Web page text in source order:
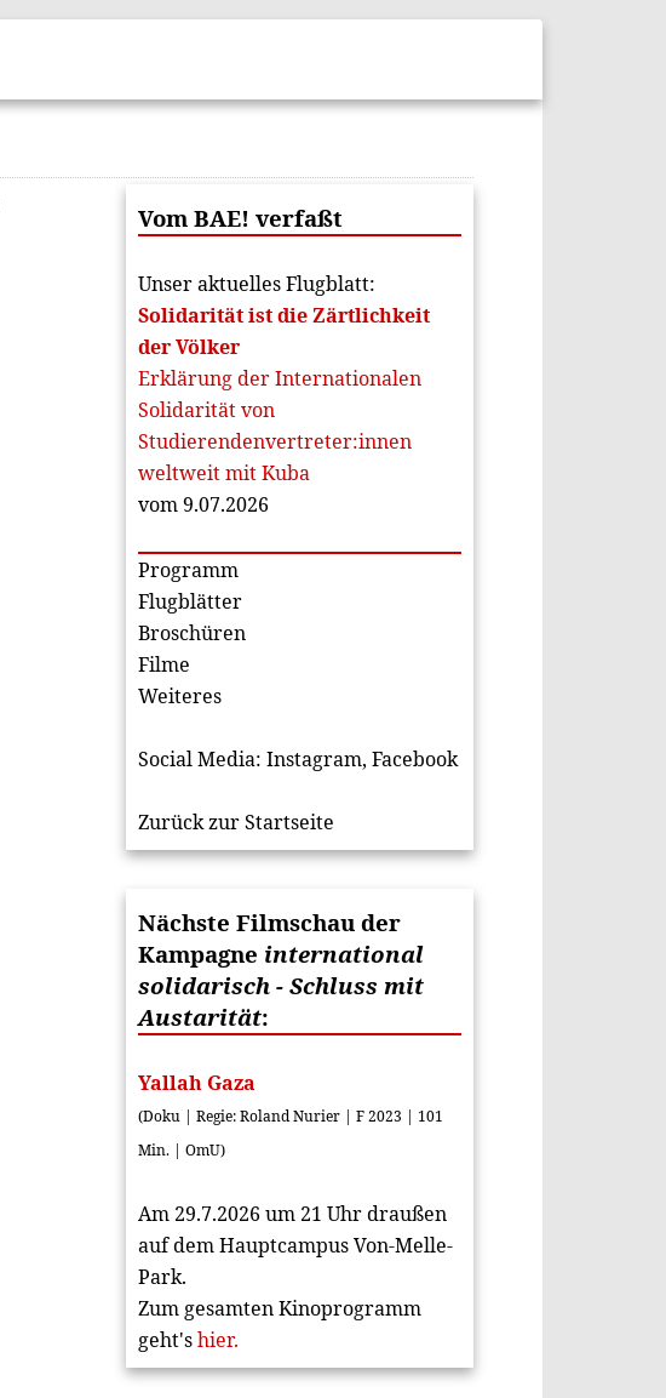
Vom BAE! verfaßt
Unser aktuelles Flugblatt:
Solidarität ist die Zärtlichkeit
der Völker
Erklärung der Internationalen
Solidarität von
Studierendenvertreter:innen
weltweit mit Kuba
vom 9.07.2026
Programm
Flugblätter
Broschüren
Filme
Weiteres
Social Media: Instagram, Facebook
Zurück zur Startseite
Nächste Filmschau der
Kampagne international
solidarisch - Schluss mit
Austarität:
Yallah Gaza
(Doku | Regie: Roland Nurier | F 2023 | 101
Min. | OmU)
Am 29.7.2026 um 21 Uhr draußen
auf dem Hauptcampus Von-Melle-
Park.
Zum gesamten Kinoprogramm
geht'shier.